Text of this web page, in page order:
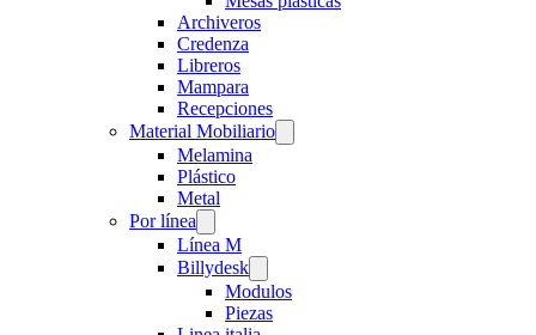
Archiveros
Credenza
Libreros
Mampara
Recepciones
Material Mobiliario
Melamina
Plástico
Metal
Por línea
Línea M
Billydesk
Modulos
Piezas